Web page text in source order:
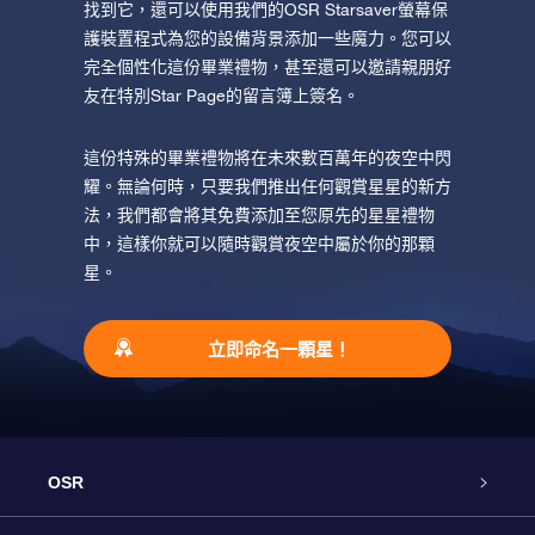
找到它，還可以使用我們的OSR Starsaver螢幕保
護裝置程式為您的設備背景添加一些魔力。您可以
完全個性化這份畢業禮物，甚至還可以邀請親朋好
友在特別Star Page的留言簿上簽名。
這份特殊的畢業禮物將在未來數百萬年的夜空中閃
耀。無論何時，只要我們推出任何觀賞星星的新方
法，我們都會將其免費添加至您原先的星星禮物
中，這樣你就可以隨時觀賞夜空中屬於你的那顆
星。
立即命名一顆星！
OSR